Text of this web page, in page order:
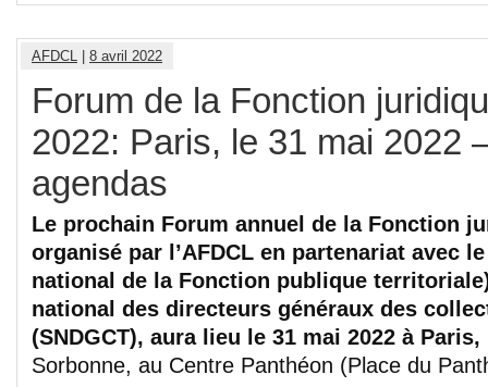
AFDCL 8 avril 2022
Forum de la Fonction
2022: Paris, le 31 mai 2022
agendas
Le prochain Forum annuel de la Fonction
organisé par l’AFDCL en partenariat avec
national de la Fonction publique
national des directeurs généraux des
(SNDGCT), aura lieu le 31 mai 2022 à Paris,
Sorbonne, au Centre Panthéon (Place du